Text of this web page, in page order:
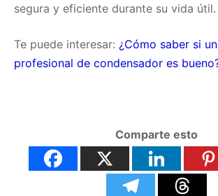
segura y eficiente durante su vida útil.
Te puede interesar: ¿Cómo saber si
profesional de condensador es
Comparte esto